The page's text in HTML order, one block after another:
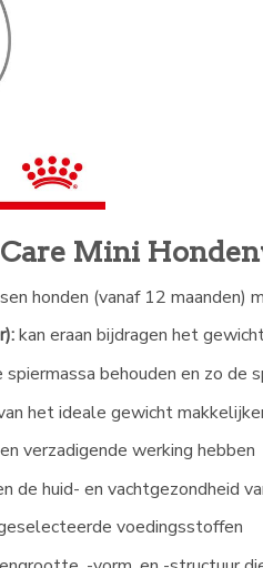
Mini
honden (vanaf 12 maanden)
kan eraan bijdragen het
behouden en zo de
het ideale gewicht
verzadigende werking hebben
de huid- en vachtgezondheid
voedingsstoffen